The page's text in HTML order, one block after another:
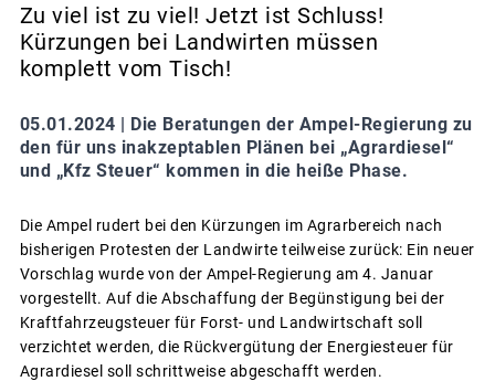
Zu viel ist zu viel! Jetzt ist Schluss!
Kürzungen bei Landwirten müssen
komplett vom Tisch!
05.01.2024 | Die Beratungen der Ampel-Regierung zu
den für uns inakzeptablen Plänen bei „Agrardiesel“
und „Kfz Steuer“ kommen in die heiße Phase.
Die Ampel rudert bei den Kürzungen im Agrarbereich nach
bisherigen Protesten der Landwirte teilweise zurück: Ein neuer
Vorschlag wurde von der Ampel-Regierung am 4. Januar
vorgestellt. Auf die Abschaffung der Begünstigung bei der
Kraftfahrzeugsteuer für Forst- und Landwirtschaft soll
verzichtet werden, die Rückvergütung der Energiesteuer für
Agrardiesel soll schrittweise abgeschafft werden.